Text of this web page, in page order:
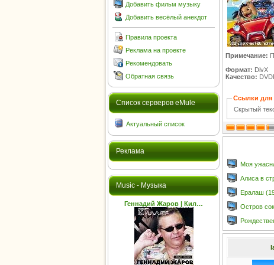
Добавить фильм музыку
Добавить весёлый анекдот
Правила проекта
Реклама на проекте
Рекомендовать
Обратная связь
Cписок серверов eMule
Актуальный список
Реклама
Music - Музыка
Геннадий Жаров | Кил…
Примечание:
Формат: DivX
Качество:
Ссылки для
Скрытый
Моя
Алиса в
Ералаш
Остров